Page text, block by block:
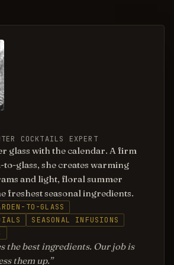
COCKTAILS EXPERT
glass with the calendar. A firm
glass, she creates warming
and light, floral summer
freshest seasonal ingredients.
TO-GLASS
SEASONAL INFUSIONS
the best ingredients. Our job is
them up.